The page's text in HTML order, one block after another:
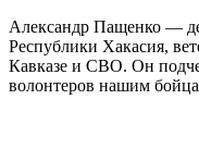
Александр Пащенко —
Республики Хакасия,
Кавказе и СВО. Он
волонтеров нашим